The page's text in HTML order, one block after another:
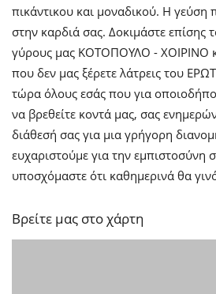
πικάντικου και μοναδικού. Η γεύση
στην καρδιά σας. Δοκιμάστε επίσης
γύρους μας ΚΟΤΟΠΟΥΛΟ - ΧΟΙΡΙΝΟ
που δεν μας ξέρετε λάτρεις του
τώρα όλους εσάς που για
να βρεθείτε κοντά μας, σας
διάθεσή σας για μια γρήγορη
ευχαριστούμε για την εμπιστοσύνη
υποσχόμαστε ότι καθημερινά θα
Βρείτε μας στο χάρτη